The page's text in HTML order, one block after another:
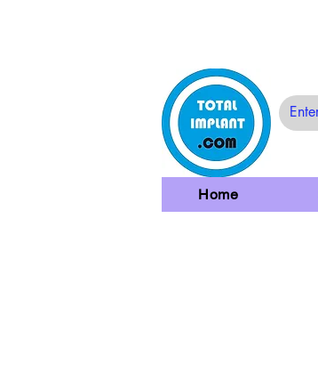
Home